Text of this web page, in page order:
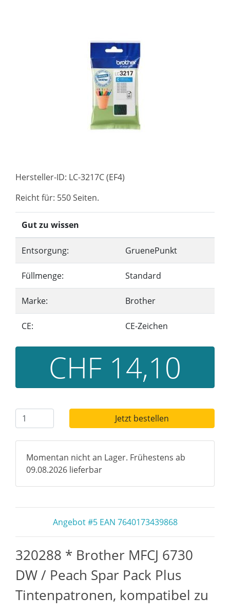
Hersteller-ID: LC-3217C (EF4)
Reicht für: 550 Seiten.
Gut zu wissen
Entsorgung: GruenePunkt
Füllmenge: Standard
Marke: Brother
CE: CE-Zeichen
CHF 14,10
Jetzt bestellen
Momentan nicht an Lager. Frühestens ab
09.08.2026 lieferbar
Angebot #5 EAN 7640173439868
320288 * Brother MFCJ 6730
DW / Peach Spar Pack Plus
Tintenpatronen, kompatibel zu